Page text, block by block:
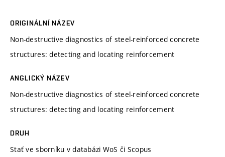
ORIGINÁLNÍ NÁZEV
Non-destructive diagnostics of steel-reinforced concrete
structures: detecting and locating reinforcement
ANGLICKÝ NÁZEV
Non-destructive diagnostics of steel-reinforced concrete
structures: detecting and locating reinforcement
DRUH
Stať ve sborníku v databázi WoS či Scopus